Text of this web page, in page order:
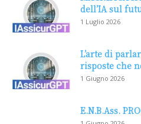
dell’IA sul
1 Luglio 2026
L’arte di
risposte che
1 Giugno 2026
E.N.B.Ass.